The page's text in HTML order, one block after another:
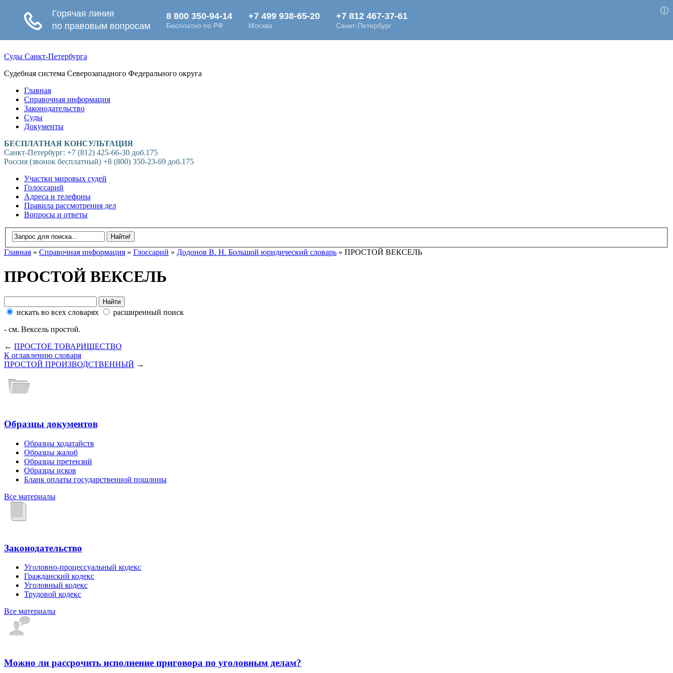
Суды Санкт-Петербурга
Судебная система Северозападного Федерального округа
Главная
Справочная информация
Законодательство
Суды
Документы
БЕСПЛАТНАЯ КОНСУЛЬТАЦИЯ
Санкт-Петербург: +7 (812) 425-66-30 доб.175
Россия (звонок бесплатный) +8 (800) 350-23-69 доб.175
Участки мировых судей
Голоссарий
Адреса и телефоны
Правила рассмотрения дел
Вопросы и ответы
Главная » Справочная информация » Глоссарий » Додонов В. Н. Большой юридический словарь » ПРОСТОЙ ВЕКСЕЛЬ
ПРОСТОЙ ВЕКСЕЛЬ
искать во всех словарях
расширенный поиск
- см. Вексель простой.
← ПРОСТОЕ ТОВАРИЩЕСТВО
К оглавлению словаря
ПРОСТОЙ ПРОИЗВОДСТВЕННЫЙ →
Образцы документов
Образцы ходатайств
Образцы жалоб
Образцы претензий
Образцы исков
Бланк оплаты государственной пошлины
Все материалы
Законодательство
Уголовно-процессуальный кодекс
Гражданский кодекс
Уголовный кодекс
Трудовой кодекс
Все материалы
Можно ли рассрочить исполнение приговора по уголовным делам?